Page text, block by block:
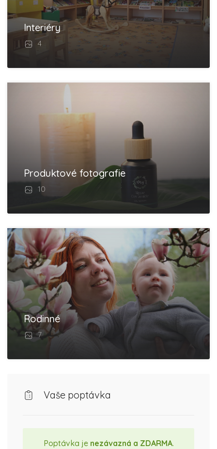
Interiéry
4
Produktové fotografie
10
Rodinné
7
Vaše poptávka
Poptávka je nezávazná a ZDARMA.